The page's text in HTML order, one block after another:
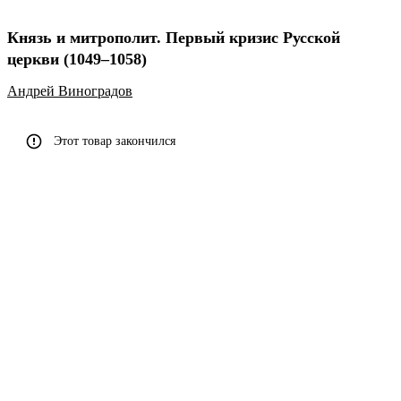
Князь и митрополит. Первый кризис Русской
церкви (1049–1058)
Андрей Виноградов
Этот товар закончился